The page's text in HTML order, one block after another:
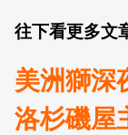
往下看更多文
美洲獅深
洛杉磯屋